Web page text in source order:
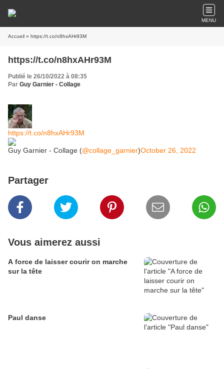
MENU
Accueil » https://t.co/n8hxAHr93M
https://t.co/n8hxAHr93M
Publié le 26/10/2022 à 08:35
Par Guy Garnier - Collage
https://t.co/n8hxAHr93M
Guy Garnier - Collage (@collage_garnier)October 26, 2022
Partager
Vous aimerez aussi
A force de laisser courir on marche
sur la tête
Paul danse